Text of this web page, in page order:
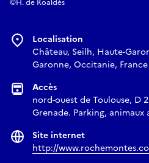
Localisation
Château, Seilh, Haute-
Garonne, Occitanie, France
Accès
nord-ouest de Toulouse, D
Grenade. Parking, animaux
Site internet
http://